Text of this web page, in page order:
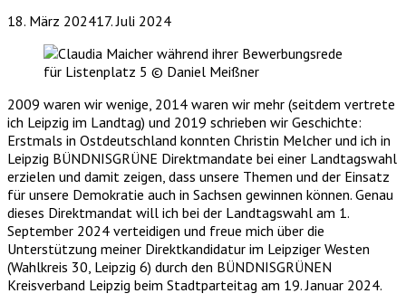
18. März 202417. Juli 2024
2009 waren wir wenige, 2014 waren wir mehr (seitdem vertrete
ich Leipzig im Landtag) und 2019 schrieben wir Geschichte:
Erstmals in Ostdeutschland konnten Christin Melcher und ich in
Leipzig BÜNDNISGRÜNE Direktmandate bei einer Landtagswahl
erzielen und damit zeigen, dass unsere Themen und der Einsatz
für unsere Demokratie auch in Sachsen gewinnen können. Genau
dieses Direktmandat will ich bei der Landtagswahl am 1.
September 2024 verteidigen und freue mich über die
Unterstützung meiner Direktkandidatur im Leipziger Westen
(Wahlkreis 30, Leipzig 6) durch den BÜNDNISGRÜNEN
Kreisverband Leipzig beim Stadtparteitag am 19. Januar 2024.